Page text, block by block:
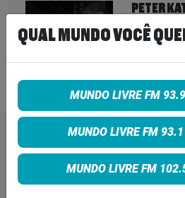
PETER
KORN,
7 de agosto
PEÇA SUA MÚSICA
QUAL MUNDO VOCÊ
MUNDO LIVRE FM
MUNDO LIVRE FM
MUNDO LIVRE FM